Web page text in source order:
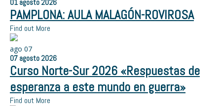
01 agosto 2026
PAMPLONA: AULA MALAGÓN-ROVIROSA
Find out More
ago 07
07 agosto 2026
Curso Norte-Sur 2026 «Respuestas de
esperanza a este mundo en guerra»
Find out More